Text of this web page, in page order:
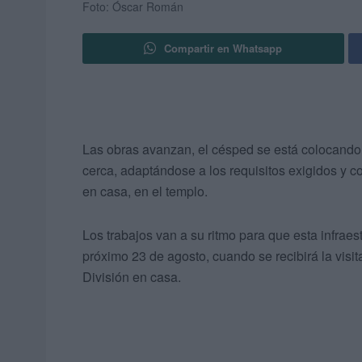
Foto: Óscar Román
Compartir en Whatsapp
Las obras avanzan, el césped se está
cerca, adaptándose a los requisitos exigidos y
en casa, en el templo.
Los trabajos van a su ritmo para que esta
próximo 23 de agosto, cuando se recibirá la
División en casa.